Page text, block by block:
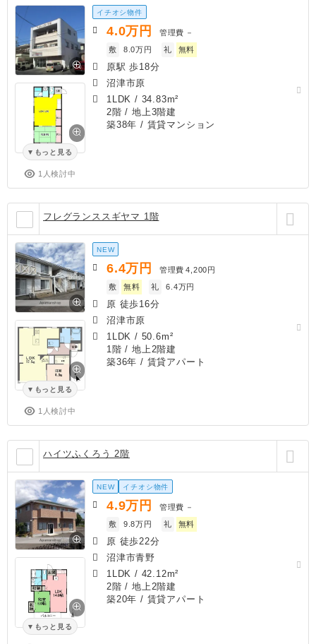
もっと見る
1人検討中
イチオシ物件
4.0万円 管理費 －
敷
8.0万円 礼 無料
原駅 歩18分
沼津市原
1LDK / 34.83m²
2階 / 地上3階建
築38年 / 賃貸マンション
フレグランススギヤマ 1階
もっと見る
1人検討中
NEW
6.4万円 管理費 4,200円
敷
無料 礼 6.4万円
原 徒歩16分
沼津市原
1LDK / 50.6m²
1階 / 地上2階建
築36年 / 賃貸アパート
ハイツふくろう 2階
もっと見る
NEW イチオシ物件
4.9万円 管理費 －
敷
9.8万円 礼 無料
原 徒歩22分
沼津市青野
1LDK / 42.12m²
2階 / 地上2階建
築20年 / 賃貸アパート